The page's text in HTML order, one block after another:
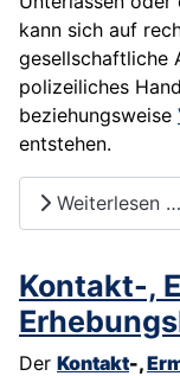
kann sich auf
gesellschaftliche
polizeiliches
beziehungsweise
entstehen.
Weiterlesen …
Kontakt-,
Der Kontakt-,